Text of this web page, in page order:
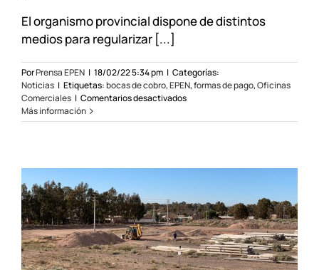
El organismo provincial dispone de distintos
medios para regularizar [...]
PorPrensa EPEN | 18/02/22 5:34 pm | Categorías:
Noticias | Etiquetas:bocas de cobro,EPEN,formas de pago,Oficinas
Comerciales | Comentarios desactivadosen
de
Más información